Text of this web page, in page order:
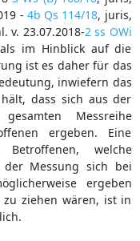
- 4b Qs 114/18, juris,
v. 23.07.2018-2 ss OWi
im Hinblick auf die
ist es daher für das
inwiefern das
dass sich aus der
Messreihe
ergeben. Eine
welche
Messung sich bei
ergeben
zu ziehen wären, ist in